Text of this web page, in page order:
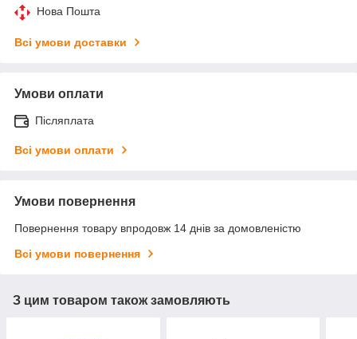
Нова Пошта
Всі умови доставки
Умови оплати
Післяплата
Всі умови оплати
Умови повернення
Повернення товару впродовж 14 днів за домовленістю
Всі умови повернення
З цим товаром також замовляють